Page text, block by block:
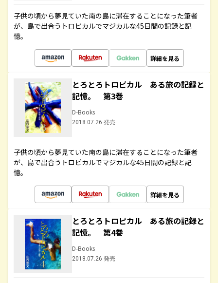
子供の頃から夢見ていた南の島に滞在することになった筆者
が、島で出合うトロピカルでマジカルな45日間の記録と記
憶。
詳細を見る
とろとろトロピカル ある旅の記録と
記憶。 第3巻
D-Books
2018.07.26 発売
子供の頃から夢見ていた南の島に滞在することになった筆者
が、島で出合うトロピカルでマジカルな45日間の記録と記
憶。
詳細を見る
とろとろトロピカル ある旅の記録と
記憶。 第4巻
D-Books
2018.07.26 発売